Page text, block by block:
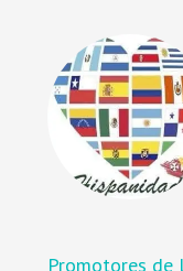
Promotores de